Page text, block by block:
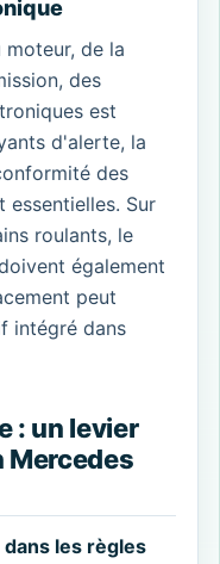
de la
des
est
d'alerte, la
des
essentielles. Sur
roulants, le
également
peut
intégré dans
: un levier
les règles